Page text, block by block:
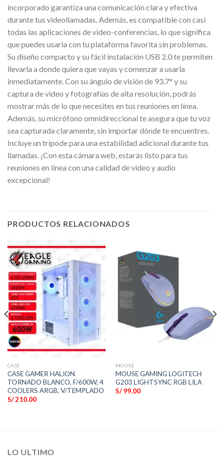
incorporado garantiza una comunicación clara y efectiva
durante tus videollamadas. Además, es compatible con casi
todas las aplicaciones de video-conferencias, lo que significa
que puedes usarla con tu plataforma favorita sin problemas.
Su diseño compacto y su fácil instalación USB 2.0 te permiten
llevarla a donde quiera que vayas y comenzar a usarla
inmediatamente. Con su ángulo de visión de 93.7° y su
captura de video y fotografías de alta resolución, podrás
mostrar más de lo que necesites en tus reuniones en línea.
Además, su micrófono omnidireccional te asegura que tu voz
sea capturada claramente, sin importar dónde te encuentres.
Incluye un trípode para una estabilidad adicional durante tus
llamadas. ¡Con esta cámara web, estarás listo para tus
reuniones en línea con una calidad de video y audio
excepcional!
PRODUCTOS RELACIONADOS
CASE
CASE GAMER HALION
TORNADO BLANCO, F/600W, 4
COOLERS ARGB, V/TEMPLADO
S/210.00
MOUSE
MOUSE GAMING LOGITECH
G203 LIGHTSYNC RGB LILA
S/99.00
LO ULTIMO